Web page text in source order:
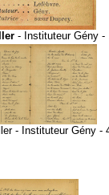
- Instituteur Gény -
- Instituteur Gény -